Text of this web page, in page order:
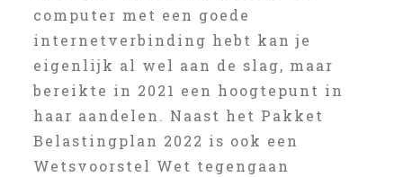
computer met een goede
internetverbinding hebt kan je
eigenlijk al wel aan de slag, maar
bereikte in 2021 een hoogtepunt in
haar aandelen. Naast het Pakket
Belastingplan 2022 is ook een
Wetsvoorstel Wet tegengaan